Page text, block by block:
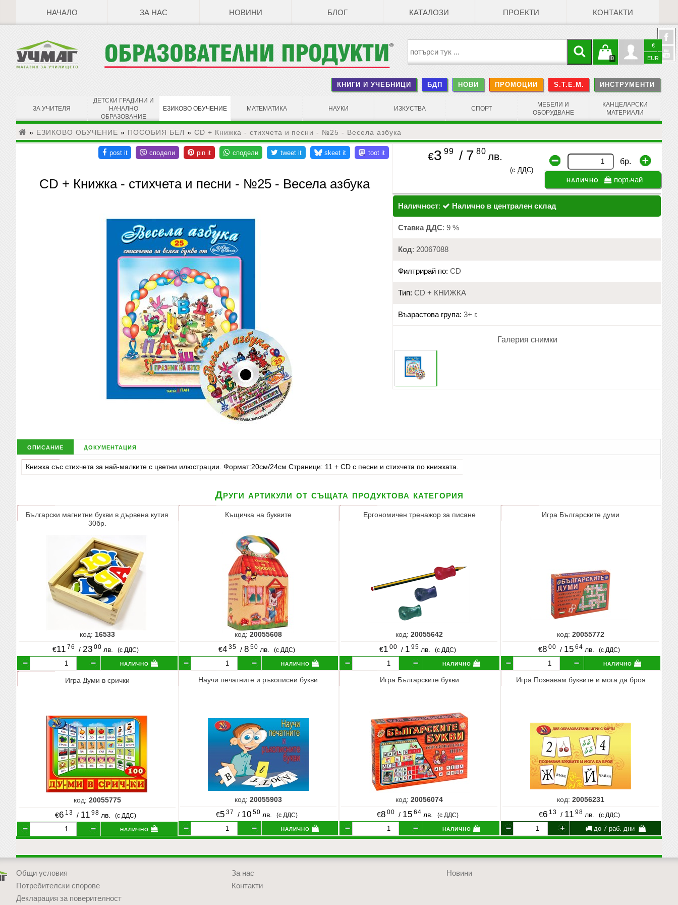
НАЧАЛО ЗА НАС НОВИНИ БЛОГ КАТАЛОЗИ ПРОЕКТИ КОНТАКТИ
€
EUR
Профил
0
Кошницата
е празна
КНИГИ И УЧЕБНИЦИ БДП НОВИ ПРОМОЦИИ S.T.E.M. ИНСТРУМЕНТИ
ЗА УЧИТЕЛЯ
ДЕТСКИ ГРАДИНИ И
НАЧАЛНО
ОБРАЗОВАНИЕ
ЕЗИКОВО ОБУЧЕНИЕ МАТЕМАТИКА НАУКИ ИЗКУСТВА СПОРТ
МЕБЕЛИ И
ОБОРУДВАНЕ
КАНЦЕЛАРСКИ
МАТЕРИАЛИ
» ЕЗИКОВО ОБУЧЕНИЕ » ПОСОБИЯ БЕЛ » CD + Книжка - стихчета и песни - №25 - Весела азбука
CD + Книжка - стихчета и песни - №25 - Весела азбука
€3 99 / 7 80 лв.
(с ДДС)
бр.
налично поръчай
Наличност: Налично в централен склад
Ставка ДДС: 9 %
Код: 20067088
Филтрирай по: CD
Тип: CD + КНИЖКА
Възрастова група: 3+ г.
Галерия снимки
описание документация
Книжка със стихчета за най-малките с цветни илюстрации. Формат:20см/24см Страници: 11 + CD с песни и стихчета по книжката.
Други артикули от същата продуктова категория
Български магнитни букви в дървена кутия
30бр.
код: 16533
€11 76 / 23 00 лв. (с ДДС)
налично
Къщичка на буквите
код: 20055608
€4 35 / 8 50 лв. (с ДДС)
налично
Ергономичен тренажор за писане
код:20055642
€1 00 / 1 95 лв. (с ДДС)
налично
Игра Българските думи
код: 20055772
€8 00 / 15 64 лв. (с ДДС)
налично
Игра Думи в срички
код: 20055775
€6 13 / 11 98 лв. (с ДДС)
налично
Научи печатните и ръкописни букви
код: 20055903
€5 37 / 10 50 лв. (с ДДС)
налично
Игра Българските букви
код:20056074
€8 00 / 15 64 лв. (с ДДС)
налично
Игра Познавам буквите и мога да броя
код:20056231
€6 13 / 11 98 лв. (с ДДС)
до 7 раб. дни
Общи условия
Потребителски спорове
Декларация за поверителност
За нас
Контакти
Новини